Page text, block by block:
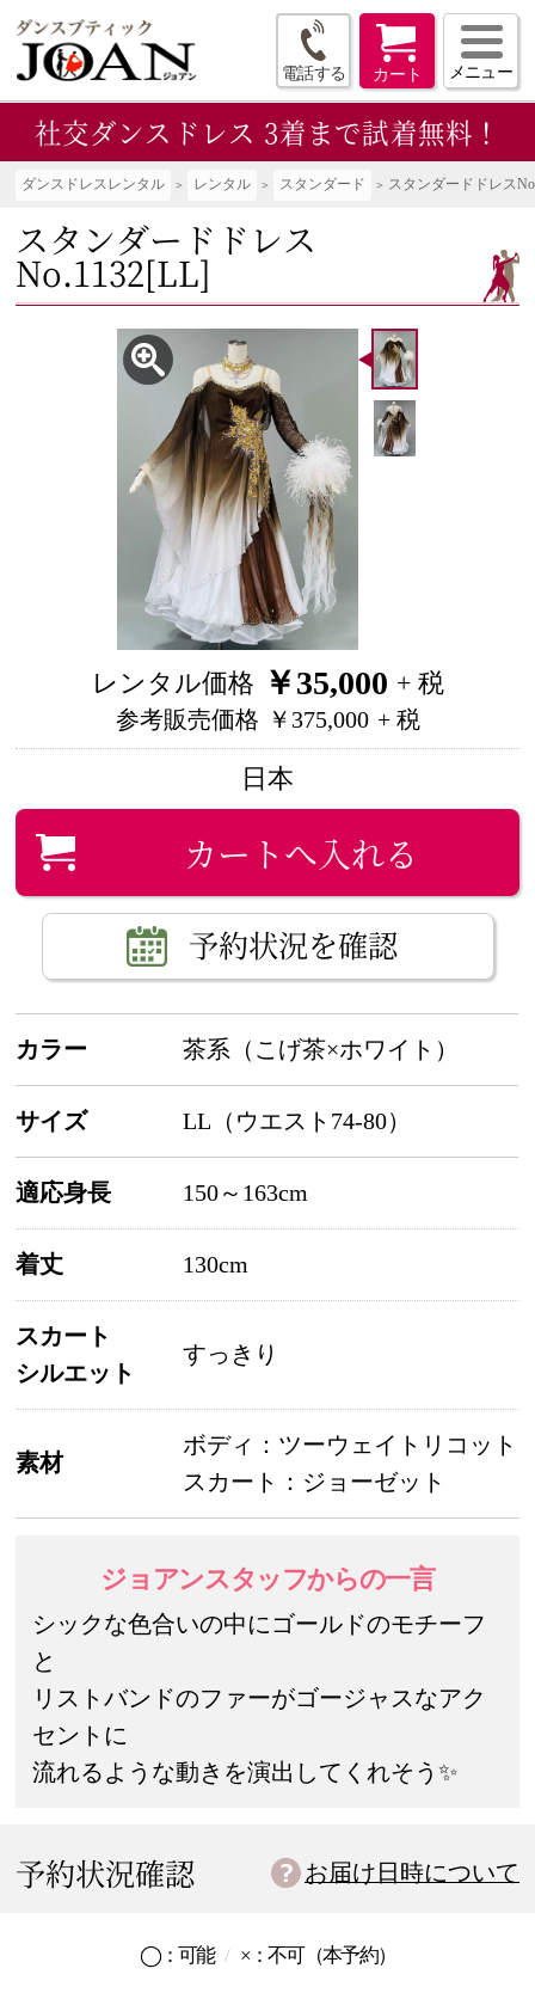
電話する カート メニュー
社交ダンスドレス 3着まで試着無料！
ダンスドレスレンタル レンタル スタンダード スタンダードドレス
スタンダードドレス
No.1132[LL]
レンタル価格 ￥35,000 + 税
参考販売価格 ￥375,000 + 税
日本
カートへ入れる
予約状況を確認
カラー 茶系（こげ茶×ホワイト）
サイズ LL（ウエスト74-80）
適応身長 150～163cm
着丈 130cm
スカート
シルエット
すっきり
素材
ボディ：ツーウェイトリコット
スカート：ジョーゼット
ジョアンスタッフからの一言
シックな色合いの中にゴールドのモチーフ
と
リストバンドのファーがゴージャスなアク
セントに
流れるような動きを演出してくれそう✨
予約状況確認 お届け日時について
◯：可能 ×：不可（本予約）